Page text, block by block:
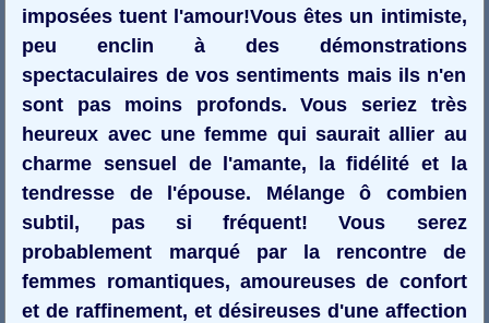
imposées tuent l'amour!Vous êtes un intimiste,
peu enclin à des démonstrations
spectaculaires de vos sentiments mais ils n'en
sont pas moins profonds. Vous seriez très
heureux avec une femme qui saurait allier au
charme sensuel de l'amante, la fidélité et la
tendresse de l'épouse. Mélange ô combien
subtil, pas si fréquent! Vous serez
probablement marqué par la rencontre de
femmes romantiques, amoureuses de confort
et de raffinement, et désireuses d'une affection